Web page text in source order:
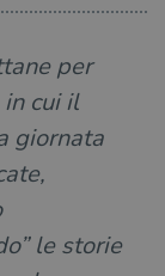
per
cui il
giornata
le storie